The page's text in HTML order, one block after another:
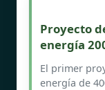
Proyecto
energía
El primer
energía de